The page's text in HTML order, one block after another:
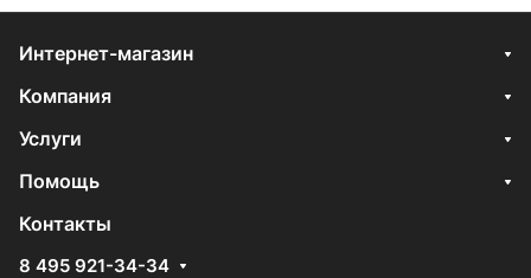
Интернет-магазин
Компания
Услуги
Помощь
Контакты
8 495 921-34-34